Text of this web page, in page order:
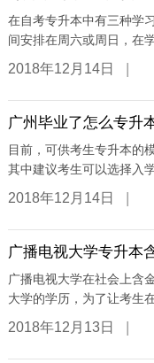
在自考专升本中有三种学
间安排在周六或周日，在
2018年12月14日 |
广州毕业了怎么专升
目前，可供考生专升本的
其中建议考生可以选择入
2018年12月14日 |
广播电视大学专升本
广播电视大学在社会上含
大学的学历，为了让考生
2018年12月13日 |